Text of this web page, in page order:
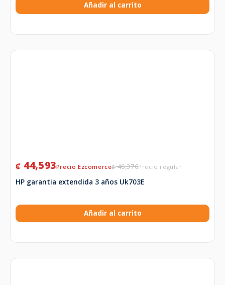
Añadir al carrito
₡46,376
₡ 44,593
HP garantia extendida 3 años Uk703E
Añadir al carrito